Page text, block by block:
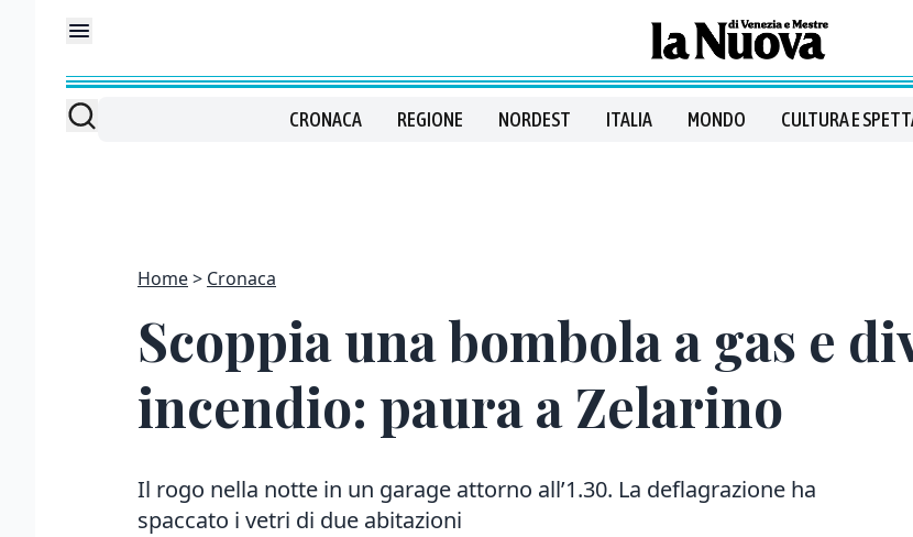
CRONACA REGIONE NORDEST ITALIA MONDO CULTURA E
Home Cronaca
Scoppia una bombola a gas e
incendio: paura a Zelarino
Il rogo nella notte in un garage attorno all’1.30. La deflagrazione ha
spaccato i vetri di due abitazioni